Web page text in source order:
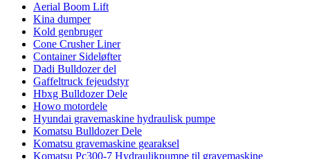
Aerial Boom Lift
Kina dumper
Kold genbruger
Cone Crusher Liner
Container Sideløfter
Dadi Bulldozer del
Gaffeltruck fejeudstyr
Hbxg Bulldozer Dele
Howo motordele
Hyundai gravemaskine hydraulisk pumpe
Komatsu Bulldozer Dele
Komatsu gravemaskine gearaksel
Komatsu Pc300-7 Hydraulikpumpe til gravemaskine